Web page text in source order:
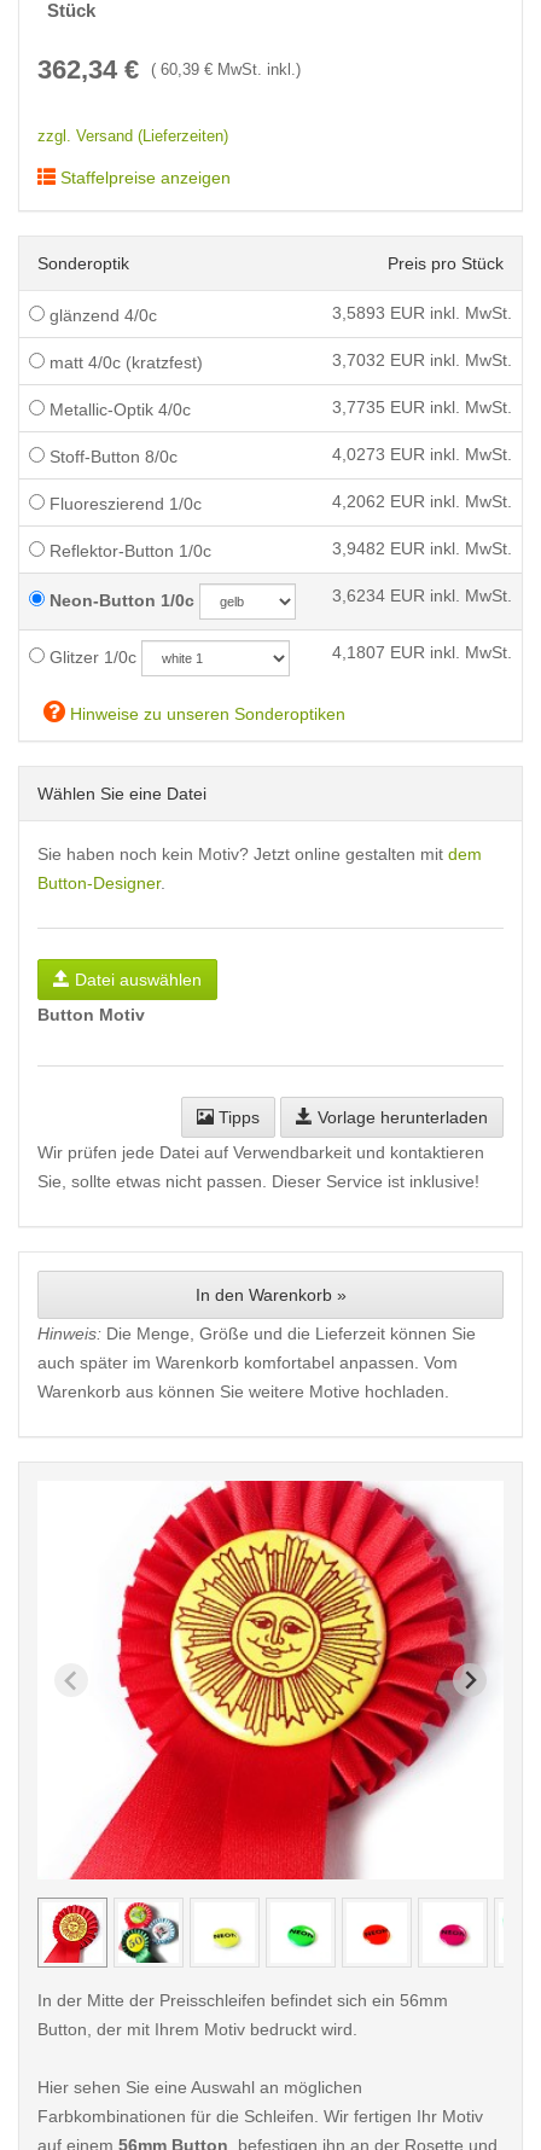
Stück
362,34 € ( 60,39 € MwSt. inkl.)
zzgl. Versand (Lieferzeiten)
Staffelpreise anzeigen
Sonderoptik Preis pro Stück
glänzend 4/0c 3,5893 EUR inkl. MwSt.
matt 4/0c (kratzfest) 3,7032 EUR inkl. MwSt.
Metallic-Optik 4/0c 3,7735 EUR inkl. MwSt.
Stoff-Button 8/0c 4,0273 EUR inkl. MwSt.
Fluoreszierend 1/0c 4,2062 EUR inkl. MwSt.
Reflektor-Button 1/0c 3,9482 EUR inkl. MwSt.
Neon-Button 1/0c 3,6234 EUR inkl. MwSt.
Glitzer 1/0c 4,1807 EUR inkl. MwSt.
Hinweise zu unseren Sonderoptiken
Wählen Sie eine Datei
Sie haben noch kein Motiv? Jetzt online gestalten mit dem
Button-Designer.
Datei auswählen
Button Motiv
Tipps
Vorlage herunterladen
Wir prüfen jede Datei auf Verwendbarkeit und kontaktieren
Sie, sollte etwas nicht passen. Dieser Service ist inklusive!
In den Warenkorb »
Hinweis: Die Menge, Größe und die Lieferzeit können Sie
auch später im Warenkorb komfortabel anpassen. Vom
Warenkorb aus können Sie weitere Motive hochladen.
< /picture>
In der Mitte der Preisschleifen befindet sich ein 56mm
Button, der mit Ihrem Motiv bedruckt wird.
Hier sehen Sie eine Auswahl an möglichen
Farbkombinationen für die Schleifen. Wir fertigen Ihr Motiv
auf einem 56mm Button , befestigen ihn an der Rosette und